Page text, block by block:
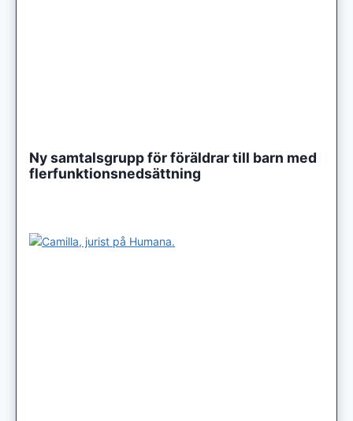
Ny samtalsgrupp för föräldrar till barn med
flerfunktionsnedsättning